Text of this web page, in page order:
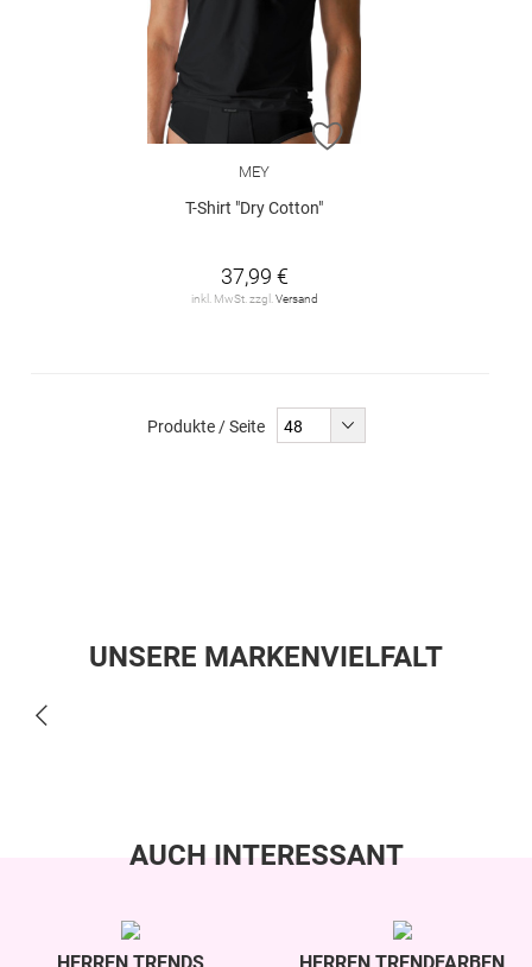
ZUR WUNSCHLISTE
MEY
T-Shirt "Dry Cotton"
37,99 €
inkl. MwSt. zzgl. Versand
Produkte / Seite
UNSERE MARKENVIELFALT
AUCH INTERESSANT